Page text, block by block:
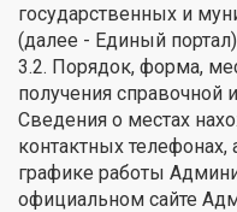
государственных и
(далее - Единый
3.2. Порядок, форма,
получения справочной
Сведения о местах
контактных телефонах,
графике работы
официальном сайте